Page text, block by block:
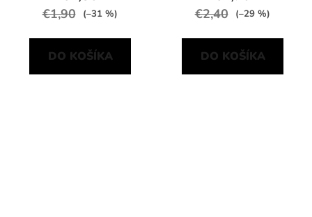
€1,90 (–31 %)
DO KOŠÍKA
€2,40 (–29 %)
DO KOŠÍKA